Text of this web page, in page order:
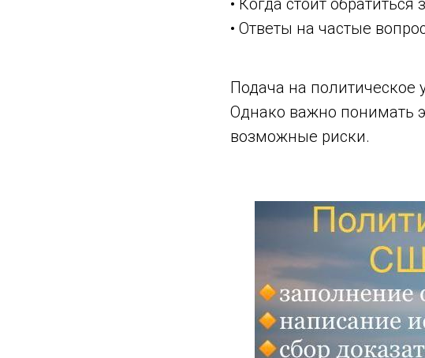
• Когда стоит
• Ответы на частые
Подача на
Однако важно понимать
возможные риски.